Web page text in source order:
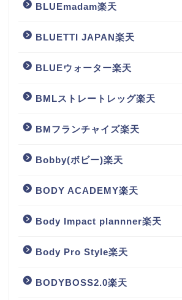
BLUEmadam楽天
BLUETTI JAPAN楽天
BLUEウォーター楽天
BMLストレートレッグ楽天
BMフランチャイズ楽天
Bobby(ボビー)楽天
BODY ACADEMY楽天
Body Impact plannner楽天
Body Pro Style楽天
BODYBOSS2.0楽天